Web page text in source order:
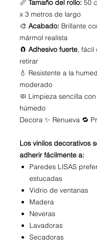
📏 Tamaño del rollo: 50
x 3 metros de largo
🎨 Acabado: Brillante
mármol realista
🧲 Adhesivo fuerte, fácil
retirar
💧 Resistente a la
moderado
🧼 Limpieza sencilla
húmedo
Decora ✨ Renueva 🔁
Los vinilos decorativos
adherir fácilmente a:
Paredes LISAS
estucadas
Vidrio de ventanas
Madera
Neveras
Lavadoras
Secadoras